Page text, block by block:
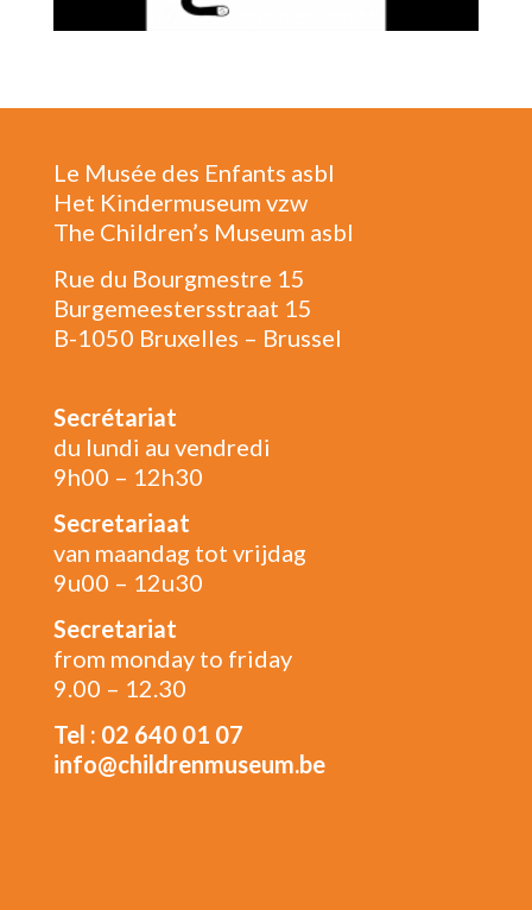
Le Musée des Enfants asbl
Het Kindermuseum vzw
The Children’s Museum asbl
Rue du Bourgmestre 15
Burgemeestersstraat 15
B-1050 Bruxelles – Brussel
Secrétariat
du lundi au vendredi
9h00 – 12h30
Secretariaat
van maandag tot vrijdag
9u00 – 12u30
Secretariat
from monday to friday
9.00 – 12.30
Tel : 02 640 01 07
info@childrenmuseum.be